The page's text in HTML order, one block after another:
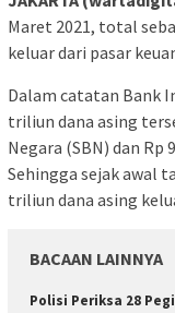
Maret 2021, total
keluar dari pasar
Dalam catatan Bank
triliun dana asing
Negara (SBN) dan Rp
Sehingga sejak awal
triliun dana asing
BACAAN LAINNYA
Polisi Periksa 28